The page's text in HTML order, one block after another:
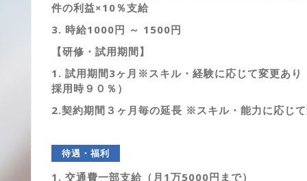
件の利益×10％支給
3. 時給1000円 ～ 1500円
【研修・試用期間】
1. 試用期間3ヶ月※スキル・経験に応じて変更あり
採用時９０％）
2.契約期間３ヶ月毎の延長 ※スキル・能力に応じ
待遇・福利
厚生
1. 交通費一部支給（月1万5000円まで）